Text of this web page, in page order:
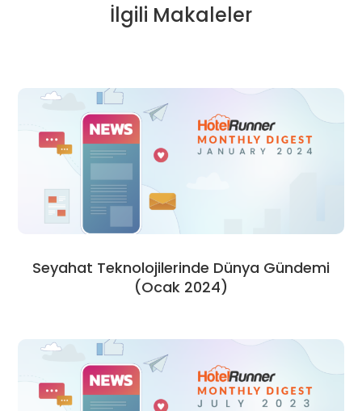
İlgili Makaleler
Seyahat Teknolojilerinde Dünya Gündemi
(Ocak 2024)